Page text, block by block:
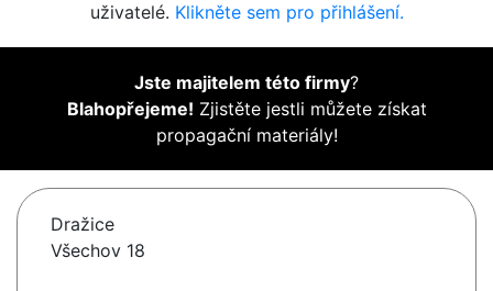
uživatelé. Klikněte sem pro přihlášení.
Jste majitelem této firmy?
Blahopřejeme! Zjistěte jestli můžete získat
propagační materiály!
Dražice
Všechov 18